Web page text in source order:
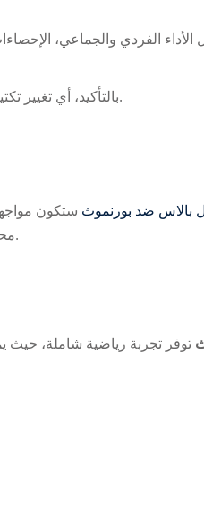
بالتأكيد، أي تغيير تكتيكي أو في التشكيلة يمكن أن يغير مجريات المباراة بشكل كبير.
بالاس ضد بورنموث ستكون
محكمة من كلا الفريقين، مما يجعل المباراة ممتعة ومثيرة للمتابعين.
توفر تجربة رياضية شاملة، حيث